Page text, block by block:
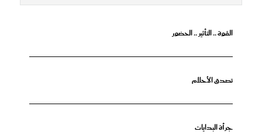
القوة .. التأثير .. الحضور
تصدق الأحلام
جرأة البدايات